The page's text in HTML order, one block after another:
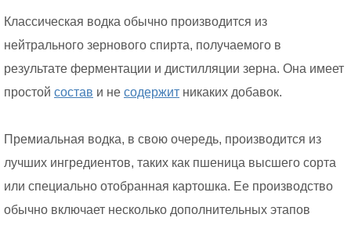
Классическая водка обычно производится из
нейтрального зернового спирта, получаемого в
результате ферментации и дистилляции зерна. Она имеет
простой состав и не содержит никаких добавок.
Премиальная водка, в свою очередь, производится из
лучших ингредиентов, таких как пшеница высшего сорта
или специально отобранная картошка. Ее производство
обычно включает несколько дополнительных этапов